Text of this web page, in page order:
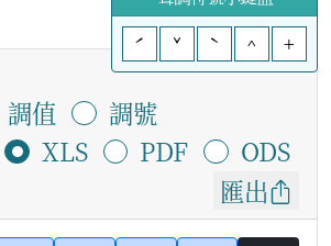
ˊ
ˇ ˋ ^ +
調值
調號
XLS
PDF
ODS
匯出